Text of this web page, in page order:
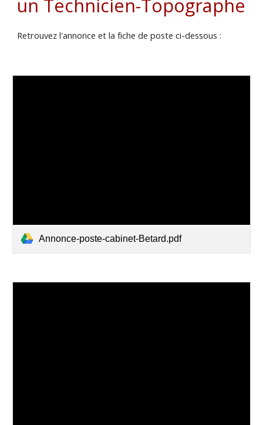
un Technicien-Topographe
Retrouvez l'annonce et la fiche de poste ci-dessous :
Annonce-poste-cabinet-Betard.pdf